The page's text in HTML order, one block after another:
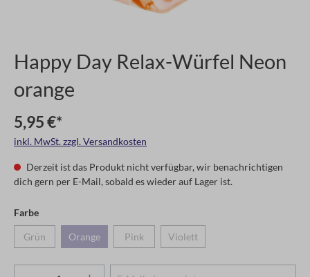
Happy Day Relax-Würfel Neon
orange
5,95 €*
inkl. MwSt. zzgl. Versandkosten
Derzeit ist das Produkt nicht verfügbar, wir benachrichtigen
dich gern per E-Mail, sobald es wieder auf Lager ist.
Farbe
Grün Orange Pink Violett